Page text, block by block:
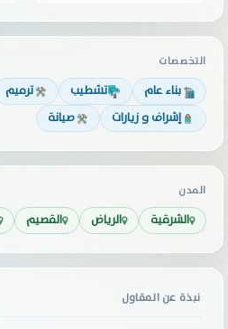
التخصصات
بناء عام تشطيب ترميم
إشراف و زيارات
صيانة
المدن
الشرقية الرياض القصيم
نبذة عن المقاول